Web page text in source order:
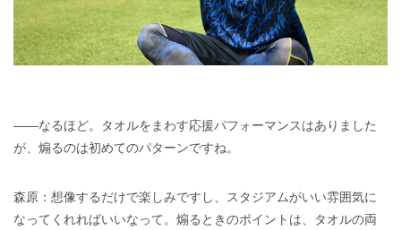
――なるほど。タオルをまわす応援パフォーマンスはありました
が、煽るのは初めてのパターンですね。
森原：想像するだけで楽しみですし、スタジアムがいい雰囲気に
なってくれればいいなって。煽るときのポイントは、タオルの両